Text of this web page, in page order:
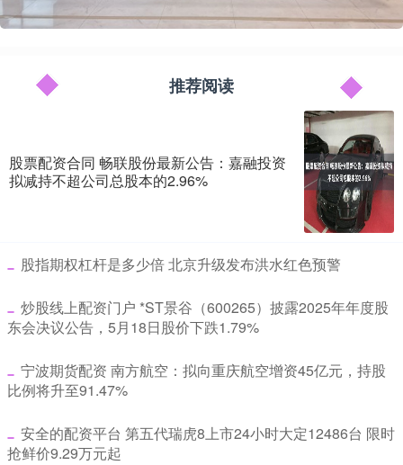
推荐阅读
股票配资合同 畅联股份最新公告：嘉融投资
拟减持不超公司总股本的2.96%
​股指期权杠杆是多少倍 北京升级发布洪水红色预警
​炒股线上配资门户 *ST景谷（600265）披露2025年年度股
东会决议公告，5月18日股价下跌1.79%
​宁波期货配资 南方航空：拟向重庆航空增资45亿元，持股
比例将升至91.47%
​安全的配资平台 第五代瑞虎8上市24小时大定12486台 限时
抢鲜价9.29万元起